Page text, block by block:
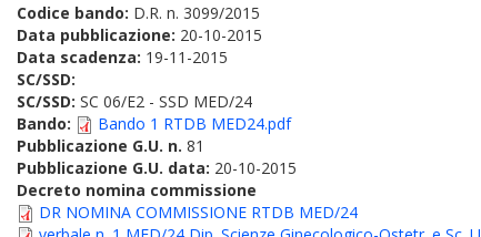
Codice bando: D.R. n. 3099/2015
Data pubblicazione: 20-10-2015
Data scadenza: 19-11-2015
SC/SSD:
SC/SSD: SC 06/E2 - SSD MED/24
Bando:
Bando 1 RTDB MED24.pdf
Pubblicazione G.U. n. 81
Pubblicazione G.U. data: 20-10-2015
Decreto nomina commissione
DR NOMINA COMMISSIONE RTDB MED/24